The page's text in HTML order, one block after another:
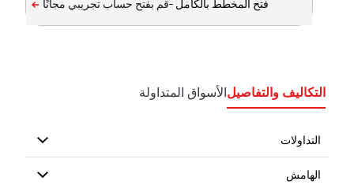
فتح المخطط بالكامل -
التكاليف والتفاصيلالأسواق المتداولة